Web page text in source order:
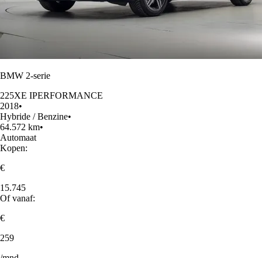
BMW 2-serie
225XE IPERFORMANCE
2018•
Hybride / Benzine•
64.572 km•
Automaat
Kopen:
€
15.745
Of vanaf:
€
259